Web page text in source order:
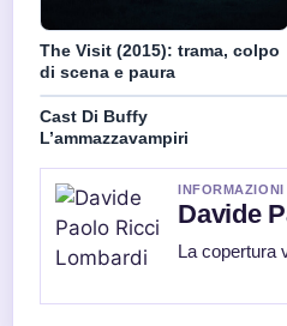
The Visit (2015): trama, colpo
di scena e paura
Cast Di Buffy
L’ammazzavampiri
Davide
La copertura